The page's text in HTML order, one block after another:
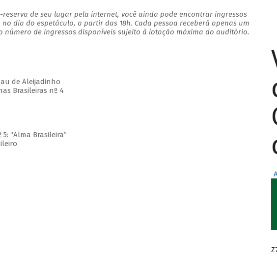
de seu lugar pela internet, você ainda pode encontrar ingressos
no dia do espetáculo, a partir das 18h. Cada pessoa receberá apenas um
número de ingressos disponíveis sujeito à lotação máxima do auditório.
de Aleijadinho
Brasileiras nº 4
“Alma Brasileira”